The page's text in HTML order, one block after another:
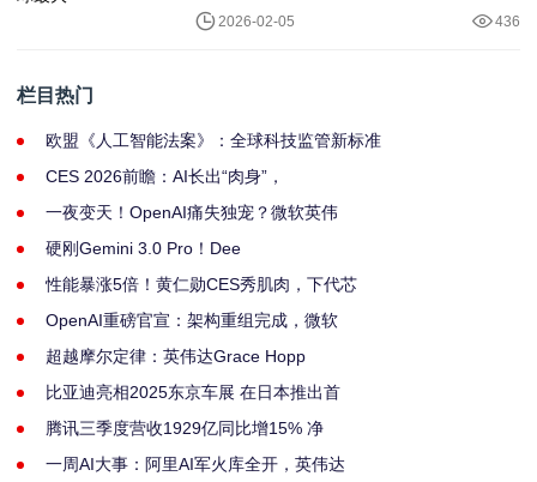
2026-02-05 436
栏目热门
欧盟《人工智能法案》：全球科技监管新标准
CES 2026前瞻：AI长出“肉身”，
一夜变天！OpenAI痛失独宠？微软英伟
硬刚Gemini 3.0 Pro！Dee
性能暴涨5倍！黄仁勋CES秀肌肉，下代芯
OpenAI重磅官宣：架构重组完成，微软
超越摩尔定律：英伟达Grace Hopp
比亚迪亮相2025东京车展 在日本推出首
腾讯三季度营收1929亿同比增15% 净
一周AI大事：阿里AI军火库全开，英伟达